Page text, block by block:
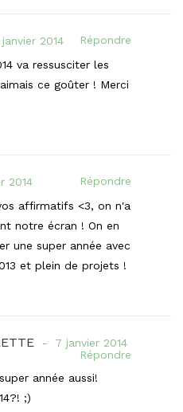
2014
Répondre
va ressusciter les
ce goûter ! Merci
2014
Répondre
affirmatifs <3, on n'a
notre écran ! On en
une super année avec
et plein de projets !
7 janvier 2014
Répondre
année aussi!
;)